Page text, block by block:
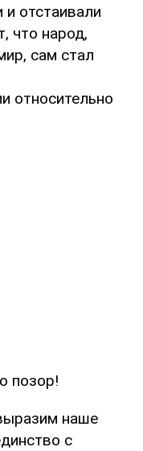
и отстаивали
что народ,
сам стал
относительно
позор!
наше
с